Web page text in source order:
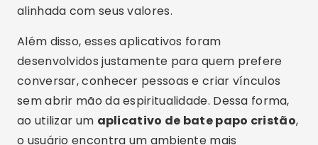
alinhada com seus valores.
Além disso, esses aplicativos foram
desenvolvidos justamente para quem prefere
conversar, conhecer pessoas e criar vínculos
sem abrir mão da espiritualidade. Dessa forma,
ao utilizar um aplicativo de bate papo cristão,
o usuário encontra um ambiente mais